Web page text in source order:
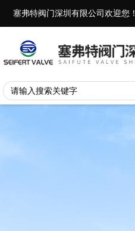
塞弗特阀门深圳有限公司欢迎您！